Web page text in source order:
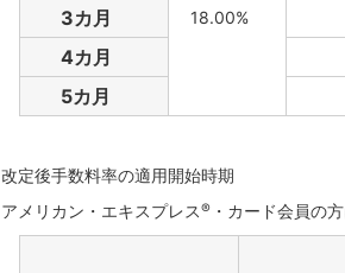
18.00%
3カ月
4カ月
5カ月
改定後手数料率の適用開始時期
アメリカン・エキスプレス® ・カード会員の